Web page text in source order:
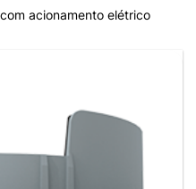
acionamento elétrico